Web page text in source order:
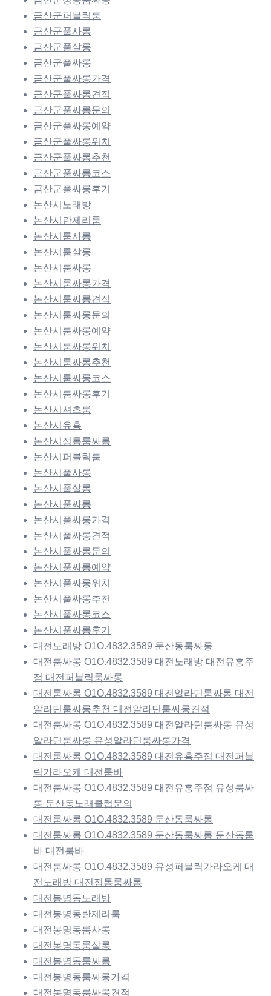
금산군퍼블릭룸
금산군풀사롱
금산군풀살롱
금산군풀싸롱
금산군풀싸롱가격
금산군풀싸롱견적
금산군풀싸롱문의
금산군풀싸롱예약
금산군풀싸롱위치
금산군풀싸롱추천
금산군풀싸롱코스
금산군풀싸롱후기
논산시노래방
논산시란제리룸
논산시룸사롱
논산시룸살롱
논산시룸싸롱
논산시룸싸롱가격
논산시룸싸롱견적
논산시룸싸롱문의
논산시룸싸롱예약
논산시룸싸롱위치
논산시룸싸롱추천
논산시룸싸롱코스
논산시룸싸롱후기
논산시셔츠룸
논산시유흥
논산시정통룸싸롱
논산시퍼블릭룸
논산시풀사롱
논산시풀살롱
논산시풀싸롱
논산시풀싸롱가격
논산시풀싸롱견적
논산시풀싸롱문의
논산시풀싸롱예약
논산시풀싸롱위치
논산시풀싸롱추천
논산시풀싸롱코스
논산시풀싸롱후기
대전노래방 O1O.4832.3589 둔산동룸싸롱
대전룸싸롱 O1O.4832.3589 대전노래방 대전유흥주
점 대전퍼블릭룸싸롱
대전룸싸롱 O1O.4832.3589 대전알라딘룸싸롱 대전
알라딘룸싸롱추천 대전알라딘룸싸롱견적
대전룸싸롱 O1O.4832.3589 대전알라딘룸싸롱 유성
알라딘룸싸롱 유성알라딘룸싸롱가격
대전룸싸롱 O1O.4832.3589 대전유흥주점 대전퍼블
릭가라오케 대전룸바
대전룸싸롱 O1O.4832.3589 대전유흥주점 유성룸싸
롱 둔산동노래클럽문의
대전룸싸롱 O1O.4832.3589 둔산동룸싸롱
대전룸싸롱 O1O.4832.3589 둔산동룸싸롱 둔산동룸
바 대전룸바
대전룸싸롱 O1O.4832.3589 유성퍼블릭가라오케 대
전노래방 대전정통룸싸롱
대전봉명동노래방
대전봉명동란제리룸
대전봉명동룸사롱
대전봉명동룸살롱
대전봉명동룸싸롱
대전봉명동룸싸롱가격
대전봉명동룸싸롱견적